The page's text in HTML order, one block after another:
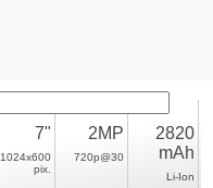
7"
1024x600
pix.
2MP
720p@30
2820
mAh
Li-Ion